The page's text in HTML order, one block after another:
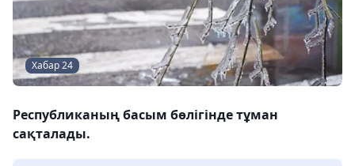
Хабар 24
Республиканың басым бөлігінде тұман
сақталады.